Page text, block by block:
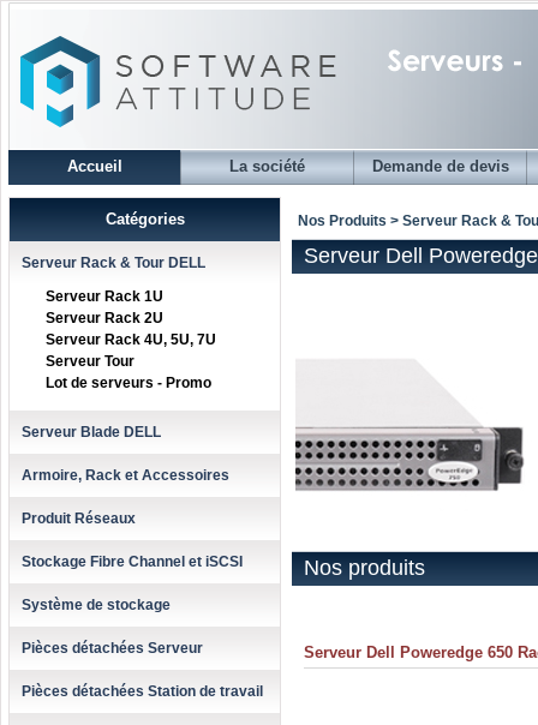
Accueil La société Demande de devis
Catégories
Serveur Rack & Tour DELL
Serveur Rack 1U
Serveur Rack 2U
Serveur Rack 4U, 5U, 7U
Serveur Tour
Lot de serveurs - Promo
Serveur Blade DELL
Armoire, Rack et Accessoires
Produit Réseaux
Stockage Fibre Channel et iSCSI
Système de stockage
Pièces détachées Serveur
Pièces détachées Station de travail
Nos Produits > Serveur Rack &
Serveur Dell
Nos produits
Serveur Dell Poweredge 650